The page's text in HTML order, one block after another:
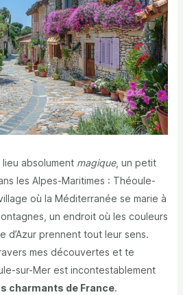
lieu absolument magique, un petit
les Alpes-Maritimes : Théoule-
où la Méditerranée se marie à
un endroit où les couleurs
d’Azur prennent tout leur sens.
mes découvertes et te
sur-Mer est incontestablement
charmants de France.